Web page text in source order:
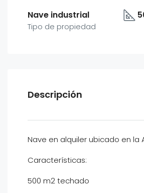
Nave industrial
Tipo de propiedad
Descripción
Nave en alquiler ubicado en la
Características:
500 m2 techado